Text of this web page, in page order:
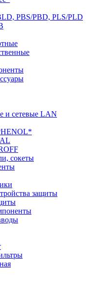
PBS/PBD, PLS/PLD
и сетевые LAN
сокеты
защиты